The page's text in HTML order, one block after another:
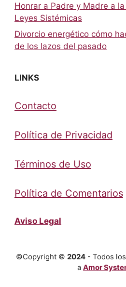
Honrar a Padre y Madre a
Leyes Sistémicas
Divorcio energético cómo
de los lazos del pasado
LINKS
Contacto
Política de Privacidad
Términos de Uso
Política de Comentarios
Aviso Legal
©Copyright © 2024- Todos
a Amor